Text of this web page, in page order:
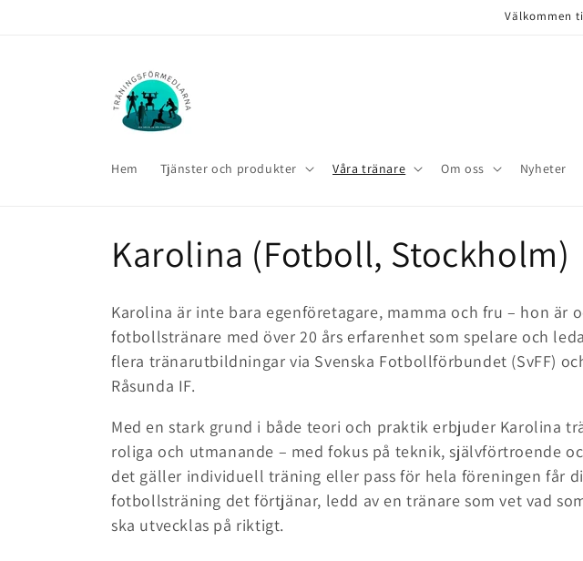
Välkommen
Hem Tjänster och produkter Våra tränare Om oss Nyheter
P
r
o
d
u
k
t
Karolina (Fotboll, Stockholm)
Karolina är inte bara egenföretagare, mamma och fru – hon är
fotbollstränare med över 20 års erfarenhet som spelare och
flera tränarutbildningar via Svenska Fotbollförbundet (SvFF)
Råsunda IF.
Med en stark grund i både teori och praktik erbjuder Karolina
roliga och utmanande – med fokus på teknik, självförtroende
det gäller individuell träning eller pass för hela föreningen får
fotbollsträning det förtjänar, ledd av en tränare som vet vad
ska utvecklas på riktigt.